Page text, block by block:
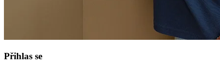
Přihlas se